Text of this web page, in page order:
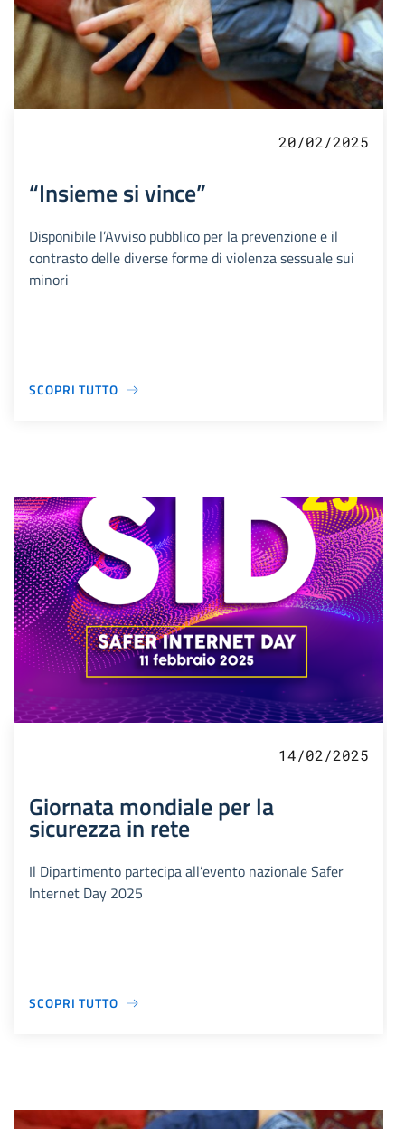
20/02/2025
“Insieme si vince”
Disponibile l’Avviso pubblico per la prevenzione e il
contrasto delle diverse forme di violenza sessuale sui
minori
SCOPRI TUTTO
14/02/2025
Giornata mondiale per la
sicurezza in rete
Il Dipartimento partecipa all’evento nazionale Safer
Internet Day 2025
SCOPRI TUTTO